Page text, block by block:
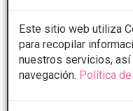
Este sitio web utiliza
para recopilar
nuestros servicios,
navegación. Política
Centro Medico
Carlos III, 43-1, Pamplona
PRIMERA